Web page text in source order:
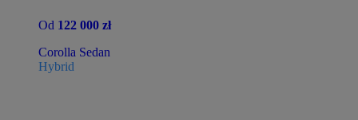
Od 122 000 zł
Corolla Sedan
Hybrid